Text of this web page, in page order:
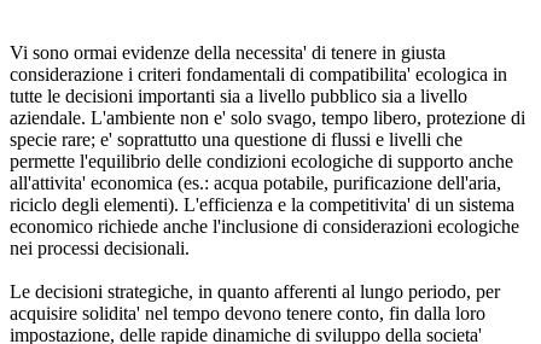
Vi sono ormai evidenze della necessita' di tenere in giusta
considerazione i criteri fondamentali di compatibilita' ecologica in
tutte le decisioni importanti sia a livello pubblico sia a livello
aziendale. L'ambiente non e' solo svago, tempo libero, protezione di
specie rare; e' soprattutto una questione di flussi e livelli che
permette l'equilibrio delle condizioni ecologiche di supporto anche
all'attivita' economica (es.: acqua potabile, purificazione dell'aria,
riciclo degli elementi). L'efficienza e la competitivita' di un sistema
economico richiede anche l'inclusione di considerazioni ecologiche
nei processi decisionali.
Le decisioni strategiche, in quanto afferenti al lungo periodo, per
acquisire solidita' nel tempo devono tenere conto, fin dalla loro
impostazione, delle rapide dinamiche di sviluppo della societa'